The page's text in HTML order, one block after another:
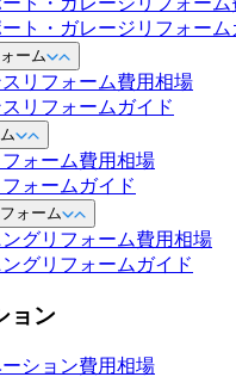
ト・ガレージリフォーム
ーム
リフォーム費用相場
リフォームガイド
ォーム費用相場
ォームガイド
ォーム
グリフォーム費用相場
グリフォームガイド
ョン
ーション費用相場